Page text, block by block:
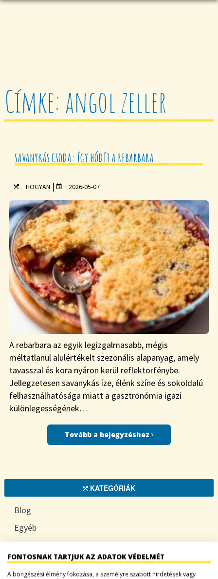
Címke: angol zeller
SAVANYKÁS CSODA: ÍGY HÓDÍT A REBARBARA
HOGYAN | 2026-05-07
A rebarbara az egyik legizgalmasabb, mégis
méltatlanul alulértékelt szezonális alapanyag, amely
tavasszal és kora nyáron kerül reflektorfénybe.
Jellegzetesen savanykás íze, élénk színe és sokoldalú
felhasználhatósága miatt a gasztronómia igazi
különlegességének…
Tovább a bejegyzéshez
KATEGÓRIÁK
Blog
Egyéb
HOGYAN
TUDATOSAN
FONTOSNAK TARTJUK AZ ADATOK VÉDELMÉT
A böngészési élmény fokozása, a személyre szabott hirdetések vagy